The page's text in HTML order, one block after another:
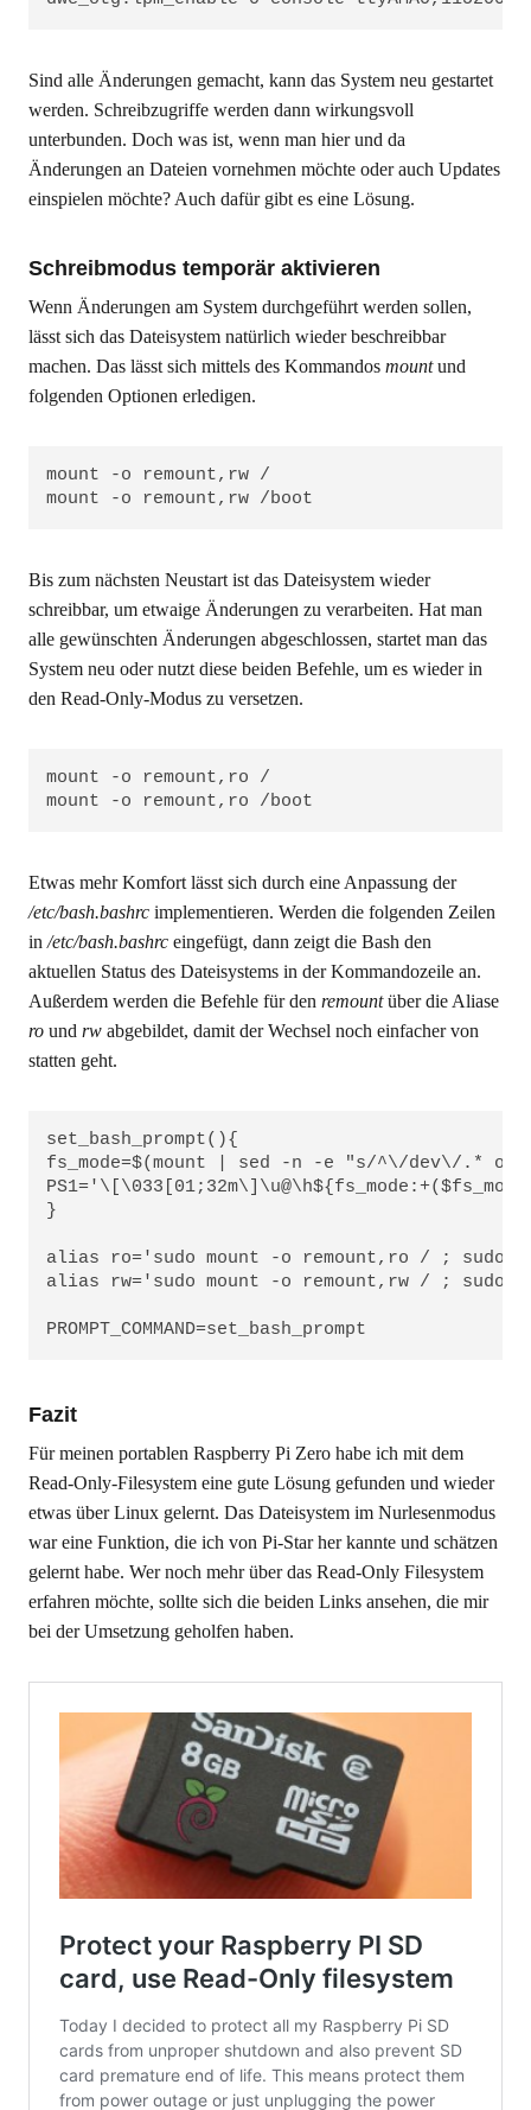
Sind alle Änderungen gemacht, kann das System neu gestartet
werden. Schreibzugriffe werden dann wirkungsvoll
unterbunden. Doch was ist, wenn man hier und da
Änderungen an Dateien vornehmen möchte oder auch Updates
einspielen möchte? Auch dafür gibt es eine Lösung.
Schreibmodus temporär aktivieren
Wenn Änderungen am System durchgeführt werden sollen,
lässt sich das Dateisystem natürlich wieder beschreibbar
machen. Das lässt sich mittels des Kommandos mountund
folgenden Optionen erledigen.
mount -o remount,rw /
mount -o remount,rw /boot
Bis zum nächsten Neustart ist das Dateisystem wieder
schreibbar, um etwaige Änderungen zu verarbeiten. Hat man
alle gewünschten Änderungen abgeschlossen, startet man das
System neu oder nutzt diese beiden Befehle, um es wieder in
den Read-Only-Modus zu versetzen.
mount -o remount,ro /
mount -o remount,ro /boot
Etwas mehr Komfort lässt sich durch eine Anpassung der
/etc/bash.bashrc implementieren. Werden die folgenden Zeilen
in /etc/bash.bashrceingefügt, dann zeigt die Bash den
aktuellen Status des Dateisystems in der Kommandozeile an.
Außerdem werden die Befehle für den remountüber die Aliase
round rwabgebildet, damit der Wechsel noch einfacher von
statten geht.
set_bash_prompt(){
fs_mode=$(mount | sed -n -e "s/^\/dev\/.*
}
alias ro='sudo mount -o remount,ro / ; sudo
alias rw='sudo mount -o remount,rw / ; sudo
PROMPT_COMMAND=set_bash_prompt
Fazit
Für meinen portablen Raspberry Pi Zero habe ich mit dem
Read-Only-Filesystem eine gute Lösung gefunden und wieder
etwas über Linux gelernt. Das Dateisystem im Nurlesenmodus
war eine Funktion, die ich von Pi-Star her kannte und schätzen
gelernt habe. Wer noch mehr über das Read-Only Filesystem
erfahren möchte, sollte sich die beiden Links ansehen, die mir
bei der Umsetzung geholfen haben.